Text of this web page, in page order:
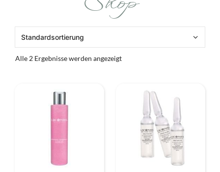
Alle 2 Ergebnisse werden angezeigt